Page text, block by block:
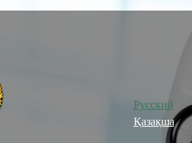
Русский
Қазақша